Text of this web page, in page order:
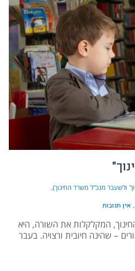
ולשעבר מנכ"ל משרד החינוך)
אין תגובות
המקלקלות את השורה, היא
– שהינה חיובית ורצויה. בעבר